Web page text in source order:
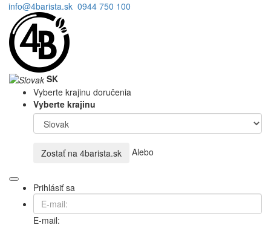
info@4barista.sk 0944 750 100
SK
Vyberte krajinu doručenia
Vyberte krajinu
Zostať na 4barista.sk Alebo
Prihlásiť sa
E-mail: